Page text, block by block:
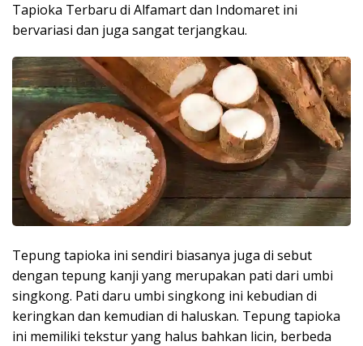
Tapioka Terbaru di Alfamart dan Indomaret ini
bervariasi dan juga sangat terjangkau.
Tepung tapioka ini sendiri biasanya juga di sebut
dengan tepung kanji yang merupakan pati dari umbi
singkong. Pati daru umbi singkong ini kebudian di
keringkan dan kemudian di haluskan. Tepung tapioka
ini memiliki tekstur yang halus bahkan licin, berbeda